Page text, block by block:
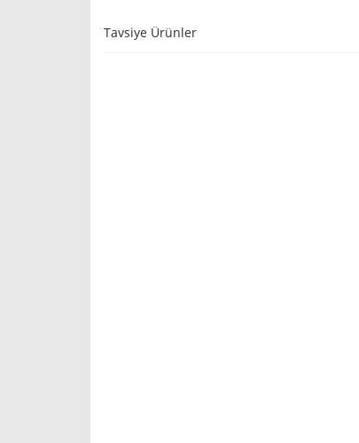
Tavsiye Ürünler